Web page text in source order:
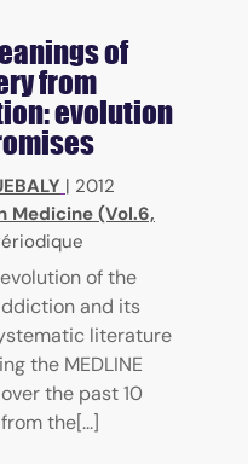
of
from
evolution
| 2012
Medicine (Vol.6,
of the
and its
literature
the MEDLINE
the past 10
the[...]